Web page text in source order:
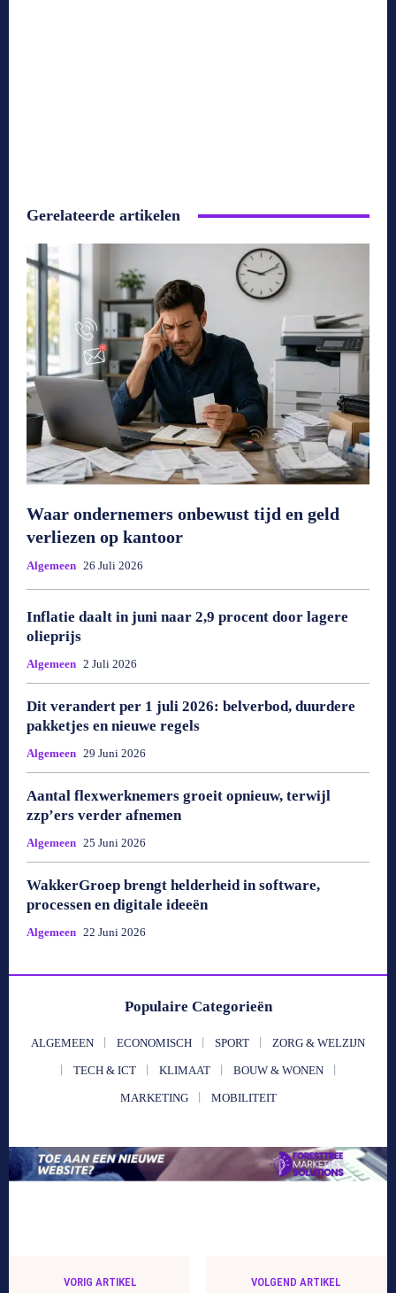
Gerelateerde artikelen
Waar ondernemers onbewust tijd en geld
verliezen op kantoor
Algemeen 26 Juli 2026
Inflatie daalt in juni naar 2,9 procent door lagere
olieprijs
Algemeen 2 Juli 2026
Dit verandert per 1 juli 2026: belverbod, duurdere
pakketjes en nieuwe regels
Algemeen 29 Juni 2026
Aantal flexwerknemers groeit opnieuw, terwijl
zzp’ers verder afnemen
Algemeen 25 Juni 2026
WakkerGroep brengt helderheid in software,
processen en digitale ideeën
Algemeen 22 Juni 2026
Populaire Categorieën
ALGEMEEN ECONOMISCH SPORT ZORG & WELZIJN
TECH & ICT KLIMAAT BOUW & WONEN
MARKETING MOBILITEIT
VORIG ARTIKEL VOLGEND ARTIKEL